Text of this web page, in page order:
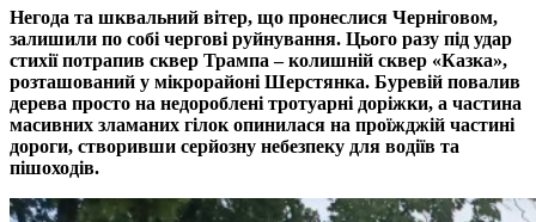
Негода та шквальний вітер, що пронеслися Черніговом,
залишили по собі чергові руйнування. Цього разу під удар
стихії потрапив сквер Трампа – колишній сквер «Казка»,
розташований у мікрорайоні Шерстянка. Буревій повалив
дерева просто на недороблені тротуарні доріжки, а частина
масивних зламаних гілок опинилася на проїжджій частині
дороги, створивши серйозну небезпеку для водіїв та
пішоходів.